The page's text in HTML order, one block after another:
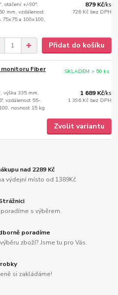
otáčení +/-90°,
mm, vzdálenost
75x75 a 100x100,
879 Kč/ks
726 Kč bez DPH
Přidat do košíku
Fiber
výška 335 mm,
vzdálenost 55-
nosnost 15 kg
1 689 Kč/ks
1 396 Kč bez DPH
SKLADEM > 50 ks
Zvolit variantu
nad 2289 Kč
výdejní místo od 1389Kč
s výběrem.
poradíme
zboží? Jsme tu pro Vás.
si zakládáme!